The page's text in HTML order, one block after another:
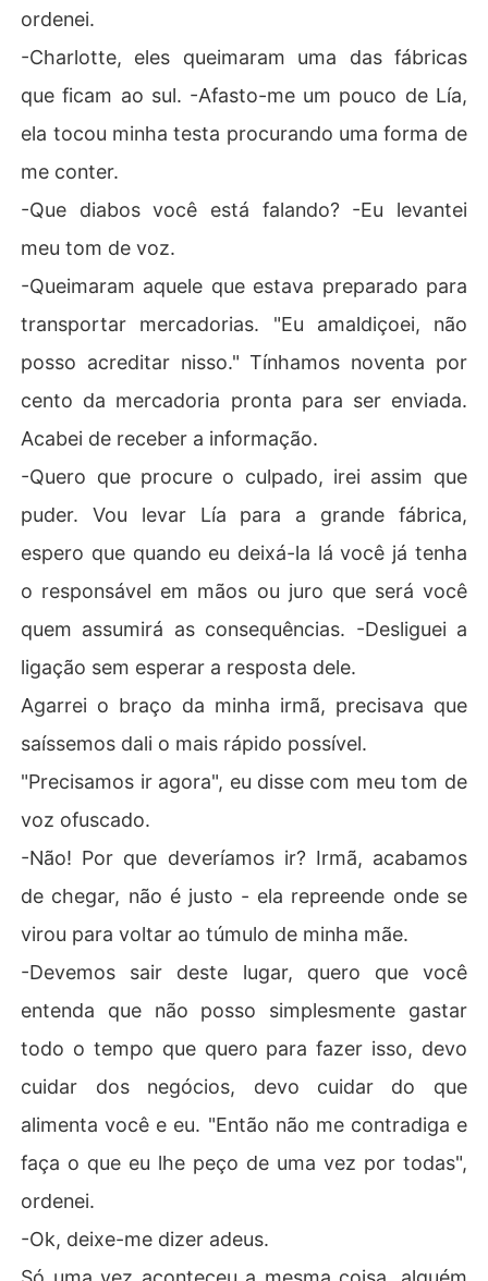
ordenei.
-Charlotte, eles queimaram uma das fábricas
que ficam ao sul. -Afasto-me um pouco de Lía,
ela tocou minha testa procurando uma forma de
me conter.
-Que diabos você está falando? -Eu levantei
meu tom de voz.
-Queimaram aquele que estava preparado para
transportar mercadorias. "Eu amaldiçoei, não
posso acreditar nisso." Tínhamos noventa por
cento da mercadoria pronta para ser enviada.
Acabei de receber a informação.
-Quero que procure o culpado, irei assim que
puder. Vou levar Lía para a grande fábrica,
espero que quando eu deixá-la lá você já tenha
o responsável em mãos ou juro que será você
quem assumirá as consequências. -Desliguei a
ligação sem esperar a resposta dele.
Agarrei o braço da minha irmã, precisava que
saíssemos dali o mais rápido possível.
"Precisamos ir agora", eu disse com meu tom de
voz ofuscado.
-Não! Por que deveríamos ir? Irmã, acabamos
de chegar, não é justo - ela repreende onde se
virou para voltar ao túmulo de minha mãe.
-Devemos sair deste lugar, quero que você
entenda que não posso simplesmente gastar
todo o tempo que quero para fazer isso, devo
cuidar dos negócios, devo cuidar do que
alimenta você e eu. "Então não me contradiga e
faça o que eu lhe peço de uma vez por todas",
ordenei.
-Ok, deixe-me dizer adeus.